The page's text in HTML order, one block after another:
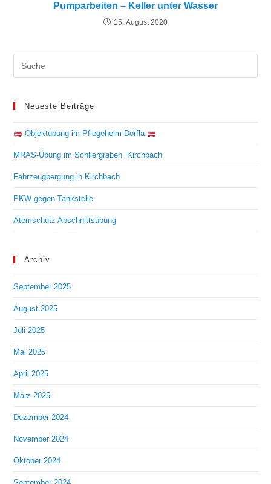
Pumparbeiten – Keller unter Wasser
15. August 2020
Neueste Beiträge
Objektübung im Pflegeheim Dörfla
MRAS-Übung im Schliergraben, Kirchbach
Fahrzeugbergung in Kirchbach
PKW gegen Tankstelle
Atemschutz Abschnittsübung
Archiv
September 2025
August 2025
Juli 2025
Mai 2025
April 2025
März 2025
Dezember 2024
November 2024
Oktober 2024